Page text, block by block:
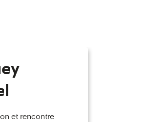
et rencontre